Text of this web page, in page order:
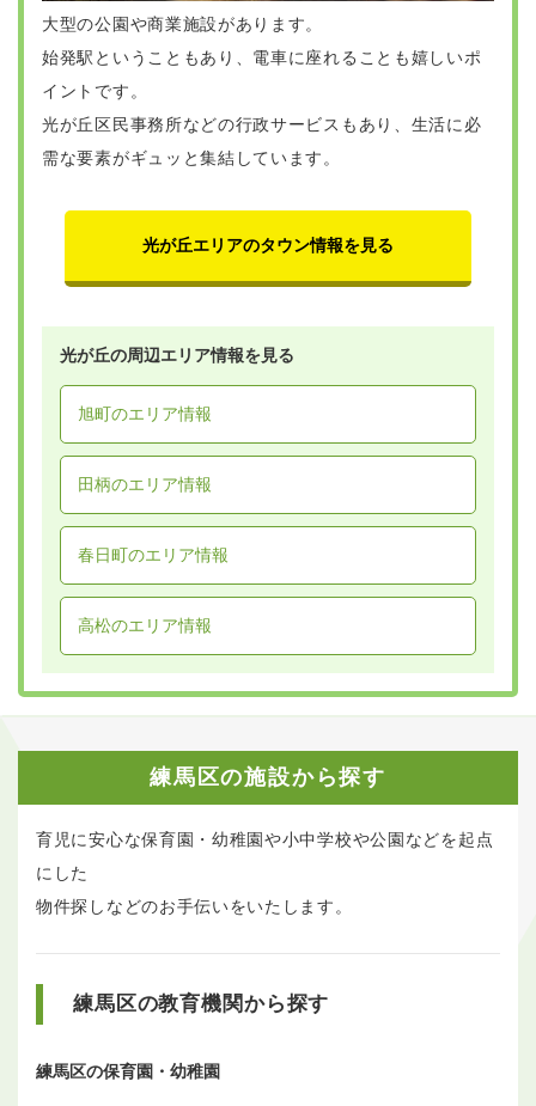
大型の公園や商業施設があります。
始発駅ということもあり、電車に座れることも嬉しいポ
イントです。
光が丘区民事務所などの行政サービスもあり、生活に必
需な要素がギュッと集結しています。
光が丘エリアのタウン情報を見る
光が丘の周辺エリア情報を見る
旭町のエリア情報
田柄のエリア情報
春日町のエリア情報
高松のエリア情報
練馬区の施設から探す
育児に安心な保育園・幼稚園や小中学校や公園などを起点
にした
物件探しなどのお手伝いをいたします。
練馬区の教育機関から探す
練馬区の保育園・幼稚園